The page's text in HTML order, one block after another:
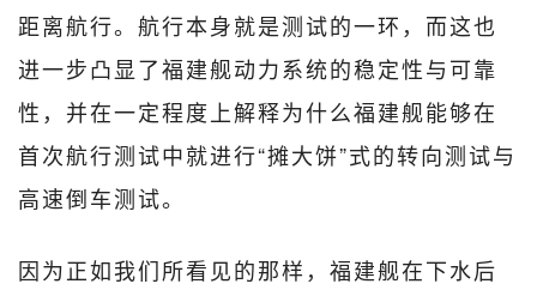
距离航行。航行本身就是测试的一环，而这也
进一步凸显了福建舰动力系统的稳定性与可靠
性，并在一定程度上解释为什么福建舰能够在
首次航行测试中就进行“摊大饼”式的转向测试与
高速倒车测试。
因为正如我们所看见的那样，福建舰在下水后